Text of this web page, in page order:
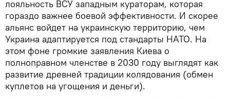
лояльность ВСУ западным кураторам, которая
гораздо важнее боевой эффективности. И скорее
альянс войдет на украинскую территорию, чем
Украина адаптируется под стандарты НАТО. На
этом фоне громкие заявления Киева о
полноправном членстве в 2030 году выглядят как
развитие древней традиции колядования (обмен
куплетов на угощения и деньги).